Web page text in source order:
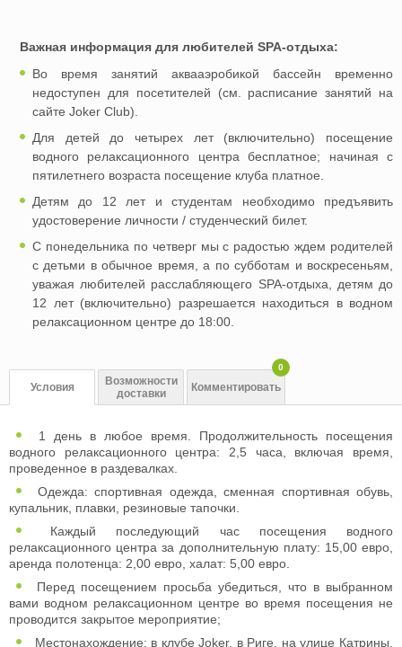
Важная информация для любителей SPA-отдыха:
Во время занятий аквааэробикой бассейн временно
недоступен для посетителей (см. расписание занятий на
сайте Joker Club).
Для детей до четырех лет (включительно) посещение
водного релаксационного центра бесплатное; начиная с
пятилетнего возраста посещение клуба платное.
Детям до 12 лет и студентам необходимо предъявить
удостоверение личности / студенческий билет.
С понедельника по четверг мы с радостью ждем родителей
с детьми в обычное время, а по субботам и воскресеньям,
уважая любителей расслабляющего SPA-отдыха, детям до
12 лет (включительно) разрешается находиться в водном
релаксационном центре до 18:00.
Условия
Возможности
доставки
Комментировать
0
1 день в любое время. Продолжительность посещения
водного релаксационного центра: 2,5 часа, включая время,
проведенное в раздевалках.
Одежда: спортивная одежда, сменная спортивная обувь,
купальник, плавки, резиновые тапочки.
Каждый последующий час посещения водного
релаксационного центра за дополнительную плату: 15,00 евро,
аренда полотенца: 2,00 евро, халат: 5,00 евро.
Перед посещением просьба убедиться, что в выбранном
вами водном релаксационном центре во время посещения не
проводится закрытое мероприятие;
Местонахождение: в клубе Joker, в Риге, на улице Катрины,